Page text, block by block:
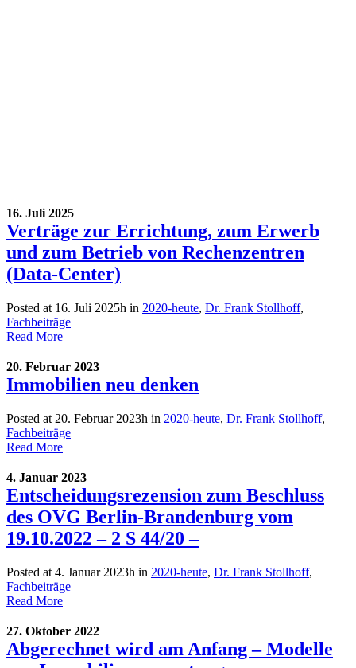
16. Juli 2025
Verträge zur Errichtung, zum Erwerb
und zum Betrieb von Rechenzentren
(Data-Center)
Posted at 16. Juli 2025h in 2020-heute, Dr. Frank Stollhoff,
Fachbeiträge
Read More
20. Februar 2023
Immobilien neu denken
Posted at 20. Februar 2023h in 2020-heute, Dr. Frank Stollhoff,
Fachbeiträge
Read More
4. Januar 2023
Entscheidungsrezension zum Beschluss
des OVG Berlin-Brandenburg vom
19.10.2022 – 2 S 44/20 –
Posted at 4. Januar 2023h in 2020-heute, Dr. Frank Stollhoff,
Fachbeiträge
Read More
27. Oktober 2022
Abgerechnet wird am Anfang – Modelle